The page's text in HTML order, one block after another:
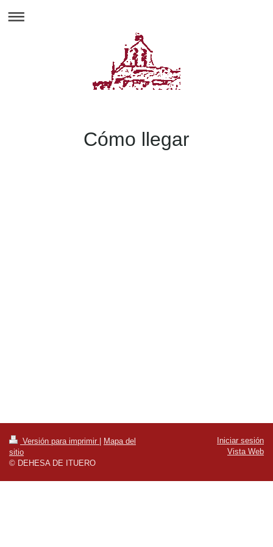
Cómo llegar
Versión para imprimir
Mapa del
sitio
© DEHESA DE ITUERO
Iniciar sesión
Vista Web